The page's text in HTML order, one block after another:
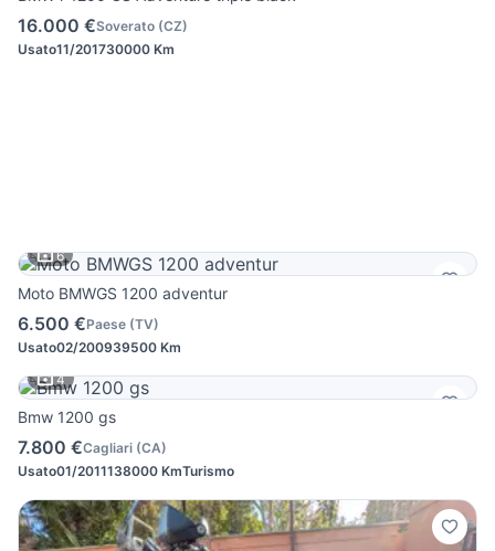
16.000 €Soverato (CZ)
Usato11/201730000 Km
6
Moto BMWGS 1200 adventur
6.500 €Paese (TV)
Usato02/200939500 Km
4
Bmw 1200 gs
7.800 €Cagliari (CA)
Usato01/2011138000 KmTurismo